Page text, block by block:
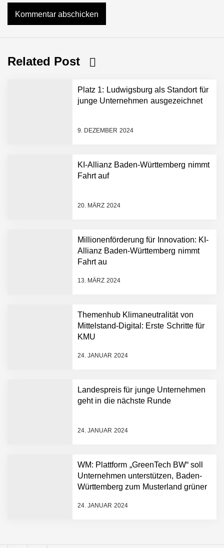
Related Post
Platz 1: Ludwigsburg als Standort für
junge Unternehmen ausgezeichnet
9. DEZEMBER 2024
KI-Allianz Baden-Württemberg nimmt
Fahrt auf
20. MÄRZ 2024
Millionenförderung für Innovation: KI-
Allianz Baden-Württemberg nimmt
Fahrt au
13. MÄRZ 2024
Themenhub Klimaneutralität von
Mittelstand-Digital: Erste Schritte für
KMU
24. JANUAR 2024
Landespreis für junge Unternehmen
geht in die nächste Runde
24. JANUAR 2024
WM: Plattform „GreenTech BW“ soll
Unternehmen unterstützen, Baden-
Württemberg zum Musterland grüner
24. JANUAR 2024
NEURA Robotics gibt
Dollar bekannt, um den
Plattform zu beschleunigen
NEURA Robotics und
Amazon Web Services
starten strategische
AI breit auszurollen
Humanoider Roboter bringt
Hightech ins Stadion
Simulationsdienstleistung in
FiniteNow ermöglicht
Entwicklungsprozesse
Pyck im Employer Portrait
Maximilian Mack von Pyck